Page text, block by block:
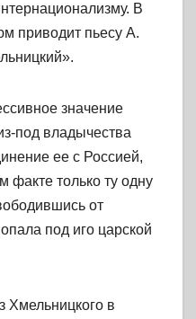
В
приводит пьесу А.
значение
под владычества
ее с Россией,
факте только ту одну
от
под иго царской
в